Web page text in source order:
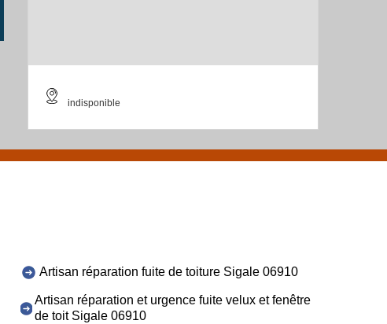
indisponible
Artisan réparation fuite de toiture Sigale 06910
Artisan réparation et urgence fuite velux et fenêtre
de toit Sigale 06910